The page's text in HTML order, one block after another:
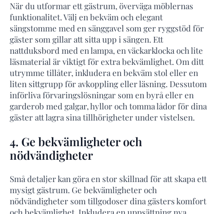
När du utformar ett gästrum, överväga möblernas
funktionalitet. Välj en bekväm och elegant
sängstomme med en sänggavel som ger ryggstöd för
gäster som gillar att sitta upp i sängen. Ett
nattduksbord med en lampa, en väckarklocka och lite
läsmaterial är viktigt för extra bekvämlighet. Om ditt
utrymme tillåter, inkludera en bekväm stol eller en
liten sittgrupp för avkoppling eller läsning. Dessutom
införliva förvaringslösningar som en byrå eller en
garderob med galgar, hyllor och tomma lådor för dina
gäster att lagra sina tillhörigheter under vistelsen.
4. Ge bekvämligheter och
nödvändigheter
Små detaljer kan göra en stor skillnad för att skapa ett
mysigt gästrum. Ge bekvämligheter och
nödvändigheter som tillgodoser dina gästers komfort